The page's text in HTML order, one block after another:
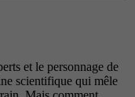
et le personnage de
scientifique qui mêle